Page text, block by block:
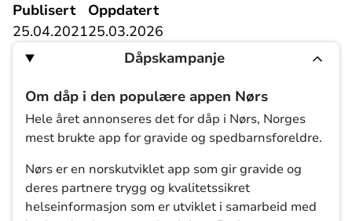
Publisert
25.04.2021
Oppdatert
25.03.2026
Dåpskampanje
Om dåp i den populære appen Nørs
Hele året annonseres det for dåp i Nørs, Norges
mest brukte app for gravide og spedbarnsforeldre.
Nørs er en norskutviklet app som gir gravide og
deres partnere trygg og kvalitetssikret
helseinformasjon som er utviklet i samarbeid med